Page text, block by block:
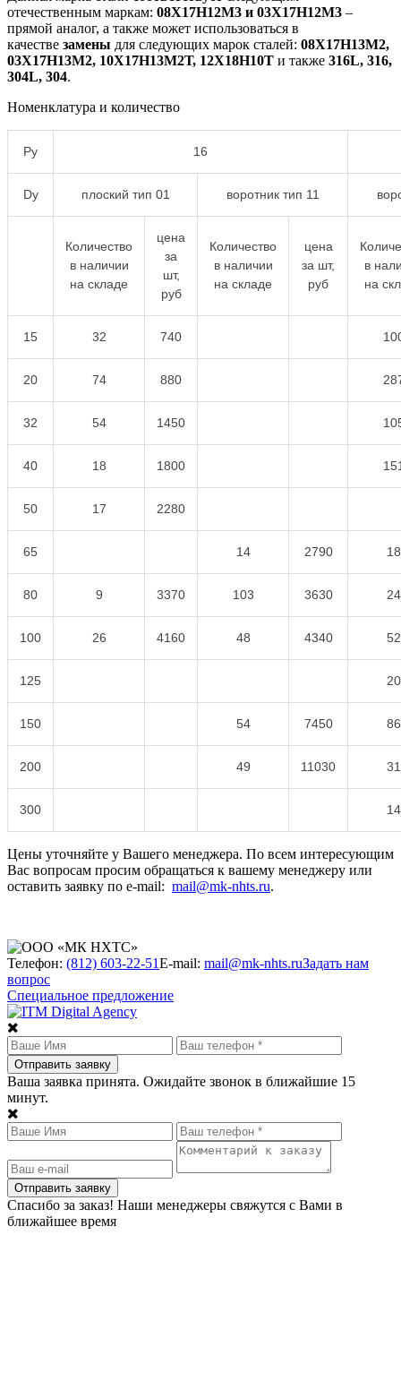
отечественным маркам: 08Х17Н12М3 и 03Х17Н12М3 –
прямой аналог, а также может использоваться в
качестве замены для следующих марок сталей: 08Х17Н13М2,
03Х17Н13М2, 10Х17Н13М2Т, 12Х18Н10Т и также 316L, 316,
304L, 304.
Номенклатура и количество
Pу 16
Dу плоский тип 01 воротник тип 11
Количество
в наличии
на складе
цена
за
шт,
руб
Количество
в наличии
на складе
цена
за шт,
руб
в
на
15 32 740
20 74 880
32 54 1450
40 18 1800
50 17 2280
65 14 2790 18
80 9 3370 103 3630 24
100 26 4160 48 4340 52
125 20
150 54 7450 86
200 49 11030 31
300 14
Цены уточняйте у Вашего менеджера. По всем интересующим
Вас вопросам просим обращаться к вашему менеджеру или
оставить заявку по e-mail: mail@mk-nhts.ru.
Телефон: (812) 603-22-51E-mail: mail@mk-nhts.ruЗадать нам
вопрос
Специальное предложение
Ваша заявка принята. Ожидайте звонок в ближайшие 15
минут.
Спасибо за заказ! Наши менеджеры свяжутся с Вами в
ближайшее время